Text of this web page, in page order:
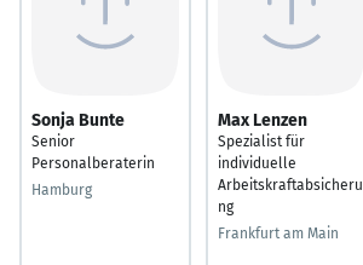
Sonja Bunte
Senior
Personalberaterin
Hamburg
Max Lenzen
Spezialist für
individuelle
Arbeitskraftabsicheru
ng
Frankfurt am Main